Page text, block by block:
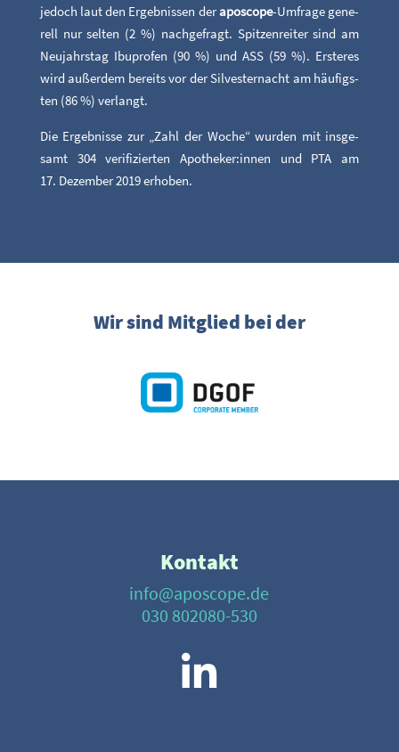
jedoch laut den Ergeb­nis­sen derapo­scope-Umfra­ge gene­
rell nur sel­ten (2 %) nach­ge­fragt. Spit­zen­rei­ter sind am
Neu­jahrs­tag Ibu­profen (90 %) und ASS (59 %). Ers­te­res
wird außer­dem bereits vor der Sil­ves­ter­nacht am häu­figs­
ten (86 %) verlangt.
Die Ergeb­nis­se zur „Zahl der Woche“ wur­den mit ins­ge­
samt 304 veri­fi­zier­ten Apotheker:innen und PTA am
17. Dezem­ber 2019 erhoben.
Wir sind Mitglied bei der
Kontakt
info@aposcope.de
030 802080-530